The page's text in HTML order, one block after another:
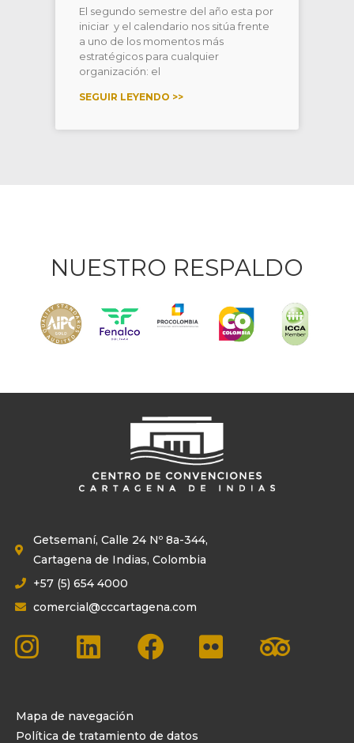
El segundo semestre del año esta por
iniciar y el calendario nos sitúa frente
a uno de los momentos más
estratégicos para cualquier
organización: el
SEGUIR LEYENDO >>
NUESTRO RESPALDO
Getsemaní, Calle 24 Nº 8a-344,
Cartagena de Indias, Colombia
+57 (5) 654 4000
comercial@cccartagena.com
Mapa de navegación
Política de tratamiento de datos